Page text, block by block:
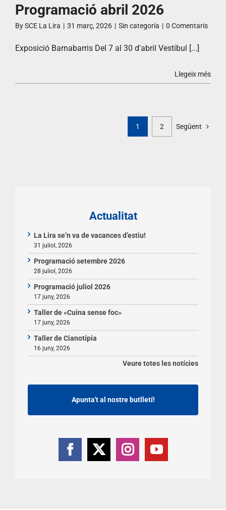
Programació abril 2026
BySCE La Lira | 31 març, 2026 | Sin categoría | 0 Comentaris
Exposició Barnabarris Del 7 al 30 d'abril Vestíbul [...]
Llegeix més
1 2 Següent
Actualitat
La Lira se’n va de vacances d’estiu!
31 juliol, 2026
Programació setembre 2026
28 juliol, 2026
Programació juliol 2026
17 juny, 2026
Taller de «Cuina sense foc»
17 juny, 2026
Taller de Cianotípia
16 juny, 2026
Veure totes les notícies
Apunta't al nostre butlletí!